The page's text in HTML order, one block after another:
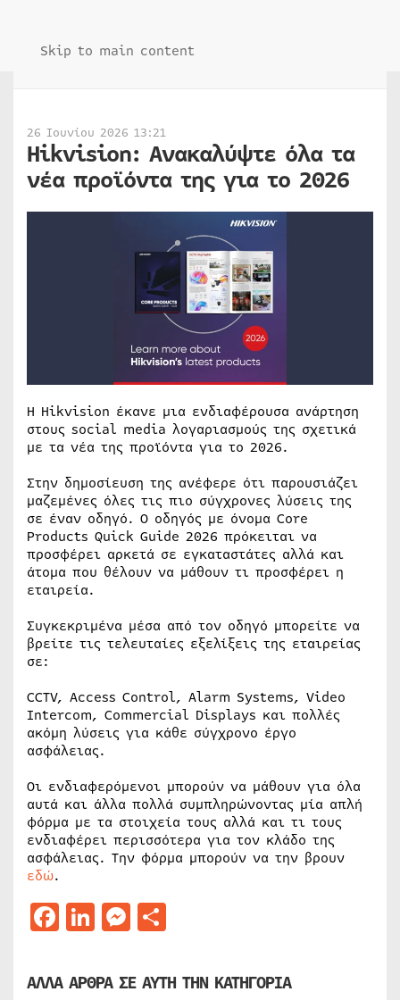
Skip to main content
26 Ιουνίου 2026 13:21
Hikvision: Ανακαλύψτε όλα τα
νέα προϊόντα της για το 2026
Η Hikvision έκανε μια ενδιαφέρουσα ανάρτηση
στους social media λογαριασμούς της σχετικά
με τα νέα της προϊόντα για το 2026.
Στην δημοσίευση της ανέφερε ότι παρουσιάζει
μαζεμένες όλες τις πιο σύγχρονες λύσεις της
σε έναν οδηγό. Ο οδηγός με όνομα Core
Products Quick Guide 2026 πρόκειται να
προσφέρει αρκετά σε εγκαταστάτες αλλά και
άτομα που θέλουν να μάθουν τι προσφέρει η
εταιρεία.
Συγκεκριμένα μέσα από τον οδηγό μπορείτε να
βρείτε τις τελευταίες εξελίξεις της εταιρείας
σε:
CCTV, Access Control, Alarm Systems, Video
Intercom, Commercial Displays και πολλές
ακόμη λύσεις για κάθε σύγχρονο έργο
ασφάλειας.
Οι ενδιαφερόμενοι μπορούν να μάθουν για όλα
αυτά και άλλα πολλά συμπληρώνοντας μία απλή
φόρμα με τα στοιχεία τους αλλά και τι τους
ενδιαφέρει περισσότερα για τον κλάδο της
ασφάλειας. Την φόρμα μπορούν να την βρουν
εδώ.
Facebook
LinkedIn
Messenger
ΑΛΛΑ ΑΡΘΡΑ ΣΕ ΑΥΤΗ ΤΗΝ ΚΑΤΗΓΟΡΙΑ